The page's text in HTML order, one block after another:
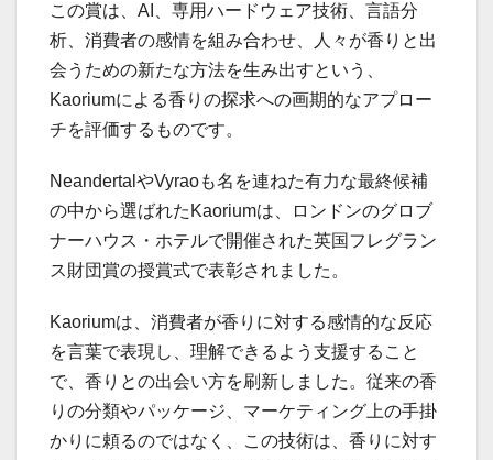
この賞は、AI、専用ハードウェア技術、言語分
析、消費者の感情を組み合わせ、人々が香りと出
会うための新たな方法を生み出すという、
Kaoriumによる香りの探求への画期的なアプロー
チを評価するものです。
NeandertalやVyraoも名を連ねた有力な最終候補
の中から選ばれたKaoriumは、ロンドンのグロブ
ナーハウス・ホテルで開催された英国フレグラン
ス財団賞の授賞式で表彰されました。
Kaoriumは、消費者が香りに対する感情的な反応
を言葉で表現し、理解できるよう支援すること
で、香りとの出会い方を刷新しました。従来の香
りの分類やパッケージ、マーケティング上の手掛
かりに頼るのではなく、この技術は、香りに対す